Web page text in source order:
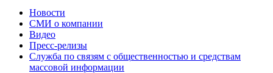
Новости
СМИ о компании
Видео
Пресс-релизы
Служба по связям с общественностью и средствам
массовой информации